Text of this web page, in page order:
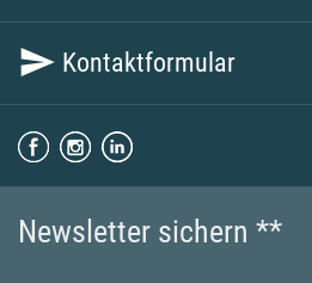
 Kontaktformular
Newsletter sichern **